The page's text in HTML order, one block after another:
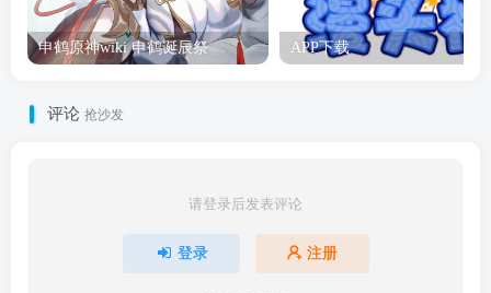
申鹤原神wiki 申鹤诞辰祭 APP下载
评论 抢沙发
请登录后发表评论
登录 注册